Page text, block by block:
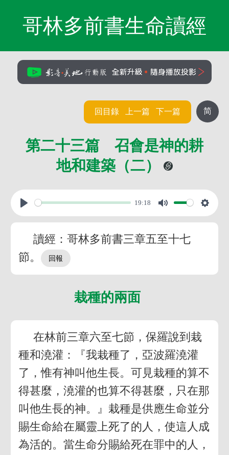
哥林多前書生命讀經
简
回目錄 上一篇 下一篇
第二十三篇 召會是神的耕
地和建築（二）
19:18
讀經：哥林多前書三章五至十七
節。
栽種的兩面
在林前三章六至七節，保羅說到栽
種和澆灌：『我栽種了，亞波羅澆灌
了，惟有神叫他生長。可見栽種的算不
得甚麼，澆灌的也算不得甚麼，只在那
叫他生長的神。』栽種是供應生命並分
賜生命給在屬靈上死了的人，使這人成
為活的。當生命分賜給死在罪中的人，